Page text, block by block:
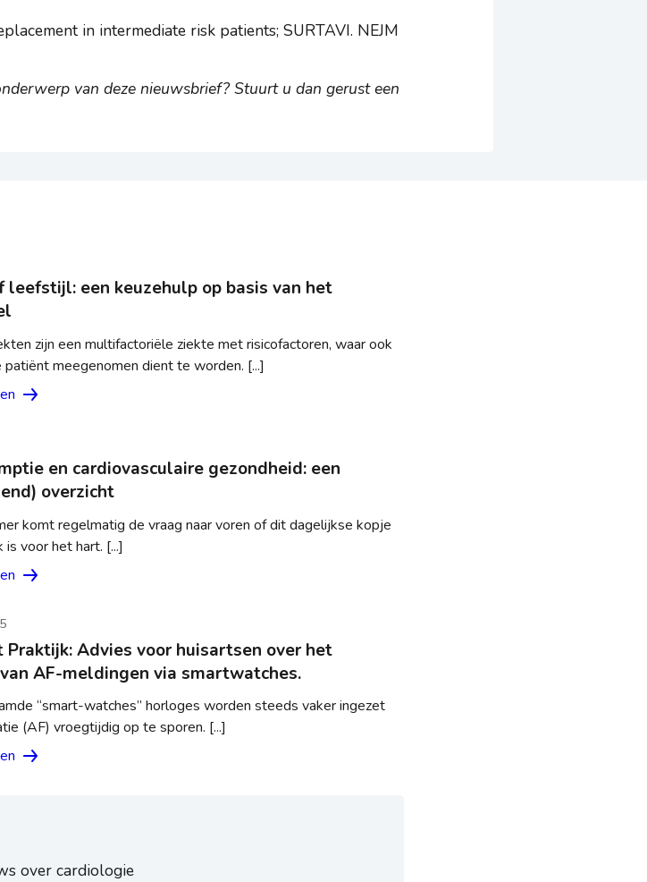
in intermediate risk patients; SURTAVI. NEJM
van deze nieuwsbrief? Stuurt u dan gerust een
leefstijl: een keuzehulp op basis van het
zijn een multifactoriële ziekte met risicofactoren, waar ook
meegenomen dient te worden. [...]
en cardiovasculaire gezondheid: een
overzicht
komt regelmatig de vraag naar voren of dit dagelijkse kopje
voor het hart. [...]
Praktijk: Advies voor huisartsen over het
AF-meldingen via smartwatches.
“smart-watches” horloges worden steeds vaker ingezet
(AF) vroegtijdig op te sporen. [...]
over cardiologie